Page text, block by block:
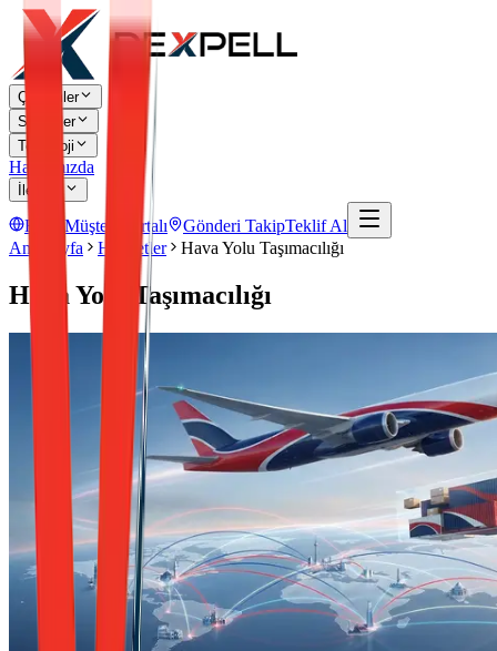
Çözümler
Sektörler
Teknoloji
Hakkımızda
İletişim
EN Müşteri Portalı Gönderi TakipTeklif Al
Ana Sayfa
Hizmetler Hava Yolu Taşımacılığı
Hava Yolu Taşımacılığı